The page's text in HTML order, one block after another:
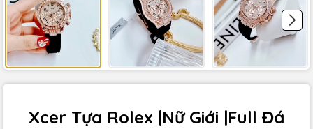
Xcer Tựa Rolex |Nữ Giới |Full Đá